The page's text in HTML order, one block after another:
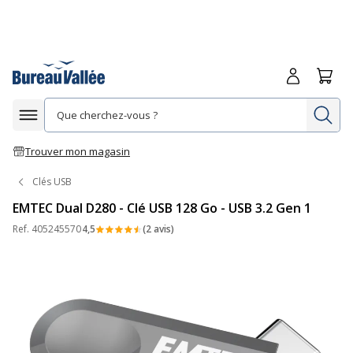
Afficher la navigation
Trouver mon magasin
Me
Clés USB
EMTEC Dual D280 - Clé USB 128 Go - USB 3.2 Gen 1
Ref. 4052455704,5 (2 avis)